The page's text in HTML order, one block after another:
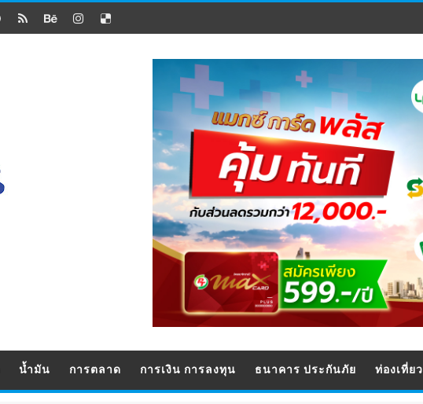
น้ำมัน การตลาด การเงิน การลงทุน ธนาคาร ประกันภัย ท่องเที่ยว